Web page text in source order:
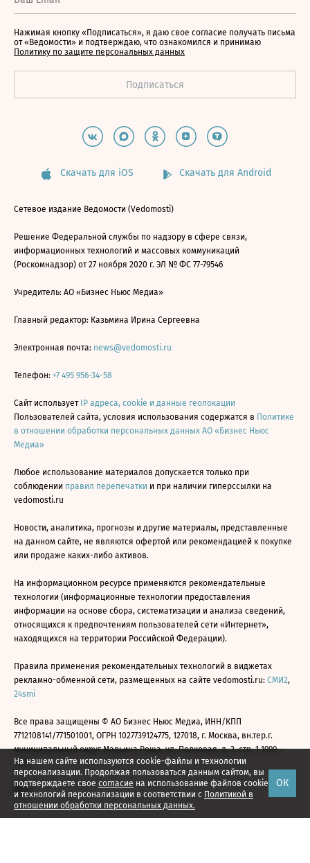
На нашем сайте используются cookie-файлы и технологии
персонализации. Продолжая пользоваться данным сайтом, вы
подтверждаете свое согласие на использование файлов cookie
и технологий персонализации в соответствии с Политикой в
отношении обработки персональных данных.
ОК
Нажимая кнопку «Подписаться», я даю свое согласие получать письма
от «Ведомости» и подтверждаю, что ознакомился и принимаю
Политику по защите персональных данных
Скачать для iOS Скачать для Android
Сетевое издание Ведомости (Vedomosti)
Решение Федеральной службы по надзору в сфере связи,
информационных технологий и массовых коммуникаций
(Роскомнадзор) от 27 ноября 2020 г. ЭЛ № ФС 77-79546
Учредитель: АО «Бизнес Ньюс Медиа»
Главный редактор: Казьмина Ирина Сергеевна
Электронная почта: news@vedomosti.ru
Телефон: +7 495 956-34-58
Сайт использует IP адреса, cookie и данные геолокации
Пользователей сайта, условия использования содержатся в Политике
в отношении обработки персональных данных АО «Бизнес Ньюс
Медиа»
Любое использование материалов допускается только при
соблюдении правил перепечатки и при наличии гиперссылки на
vedomosti.ru
Новости, аналитика, прогнозы и другие материалы, представленные
на данном сайте, не являются офертой или рекомендацией к покупке
или продаже каких-либо активов.
На информационном ресурсе применяются рекомендательные
технологии (информационные технологии предоставления
информации на основе сбора, систематизации и анализа сведений,
относящихся к предпочтениям пользователей сети «Интернет»,
находящихся на территории Российской Федерации).
Правила применения рекомендательных технологий в виджетах
рекламно-обменной сети, размещенных на сайте vedomosti.ru: СМИ2,
24smi
Все права защищены © АО Бизнес Ньюс Медиа, ИНН/КПП
7712108141/771501001, ОГРН 1027739124775, 127018, г. Москва, вн.тер.г.
муниципальный округ Марьина Роща, ул. Полковая, д. 3, стр. 1 1999—
2026